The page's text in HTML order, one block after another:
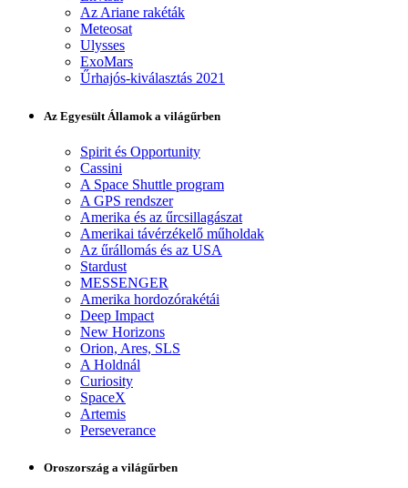
Az Ariane rakéták
Meteosat
Ulysses
ExoMars
Űrhajós-kiválasztás 2021
Az Egyesült Államok a világűrben
Spirit és Opportunity
Cassini
A Space Shuttle program
A GPS rendszer
Amerika és az űrcsillagászat
Amerikai távérzékelő műholdak
Az űrállomás és az USA
Stardust
MESSENGER
Amerika hordozórakétái
Deep Impact
New Horizons
Orion, Ares, SLS
A Holdnál
Curiosity
SpaceX
Artemis
Perseverance
Oroszország a világűrben